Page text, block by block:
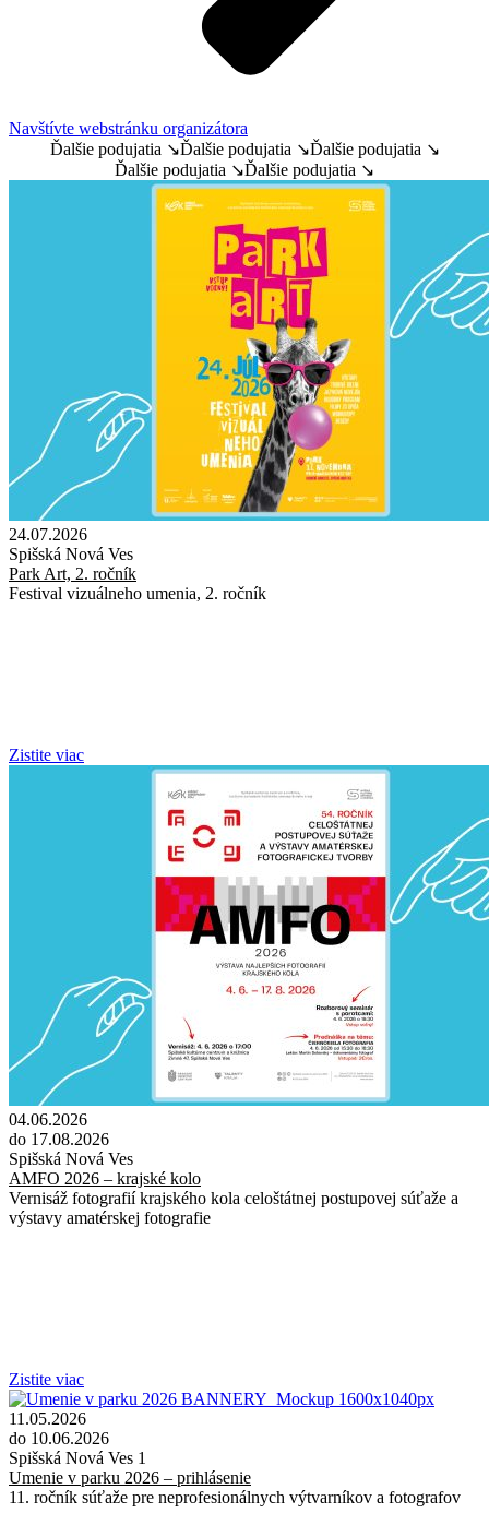
Navštívte webstránku organizátora
Ďalšie podujatia ↘Ďalšie podujatia ↘Ďalšie podujatia ↘
Ďalšie podujatia ↘Ďalšie podujatia ↘
24.07.2026
Spišská Nová Ves
Park Art, 2. ročník
Festival vizuálneho umenia, 2. ročník
Zistite viac
04.06.2026
do 17.08.2026
Spišská Nová Ves
AMFO 2026 – krajské kolo
Vernisáž fotografií krajského kola celoštátnej postupovej súťaže a
výstavy amatérskej fotografie
Zistite viac
11.05.2026
do 10.06.2026
Spišská Nová Ves 1
Umenie v parku 2026 – prihlásenie
11. ročník súťaže pre neprofesionálnych výtvarníkov a fotografov